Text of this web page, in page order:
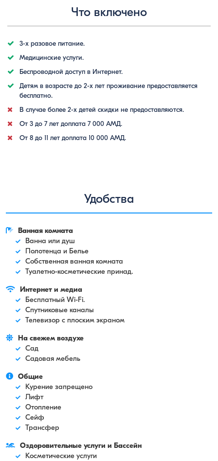
Что включено
3-х разовое питание.
Медицинские услуги.
Беспроводной доступ в Интернет.
Детям в возрасте до 2-х лет проживание предоставляется
бесплатно.
В случае более 2-х детей скидки не предоставляются.
От 3 до 7 лет доплата 7 000 АМД.
От 8 до 11 лет доплата 10 000 АМД.
Удобства
Ванная комната
Ванна или душ
Полотенца и Белье
Собственная ванная комната
Туалетно-косметические принад.
Интернет и медиа
Бесплатный Wi-Fi.
Спутниковые каналы
Телевизор с плоским экраном
На свежем воздухе
Сад
Садовая мебель
Общие
Курение запрещено
Лифт
Отопление
Сейф
Трансфер
Оздоровительные услуги и Бассейн
Косметические услуги